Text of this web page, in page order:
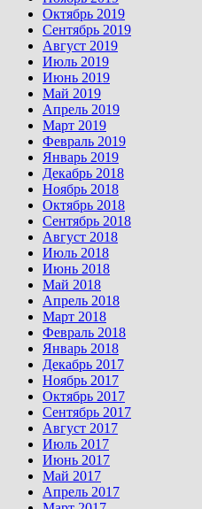
Октябрь 2019
Сентябрь 2019
Август 2019
Июль 2019
Июнь 2019
Май 2019
Апрель 2019
Март 2019
Февраль 2019
Январь 2019
Декабрь 2018
Ноябрь 2018
Октябрь 2018
Сентябрь 2018
Август 2018
Июль 2018
Июнь 2018
Май 2018
Апрель 2018
Март 2018
Февраль 2018
Январь 2018
Декабрь 2017
Ноябрь 2017
Октябрь 2017
Сентябрь 2017
Август 2017
Июль 2017
Июнь 2017
Май 2017
Апрель 2017